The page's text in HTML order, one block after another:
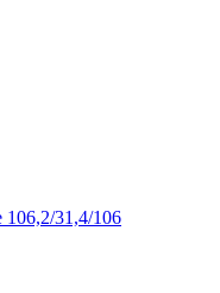
31,4/106